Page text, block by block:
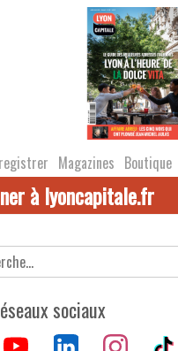
Magazines Boutique
à lyoncapitale.fr
sociaux